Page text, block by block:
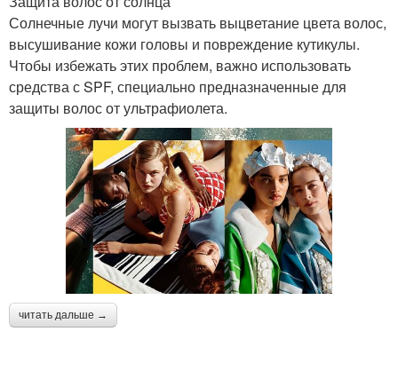
Солнечные лучи могут вызвать выцветание цвета волос,
высушивание кожи головы и повреждение кутикулы.
Чтобы избежать этих проблем, важно использовать
средства с SPF, специально предназначенные для
защиты волос от ультрафиолета.
читать дальше →